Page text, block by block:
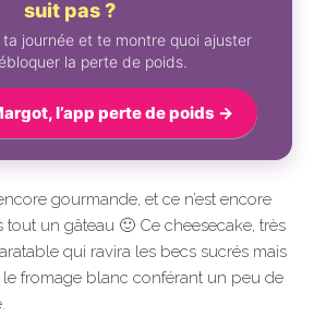
suit pas ?
journée et te montre quoi ajuster
la perte de poids.
l’app perte de poids →
gourmande, et ce n’est encore
tout un gâteau 🙂 Ce cheesecake, très
qui ravira les becs sucrés mais
le fromage blanc conférant un peu de